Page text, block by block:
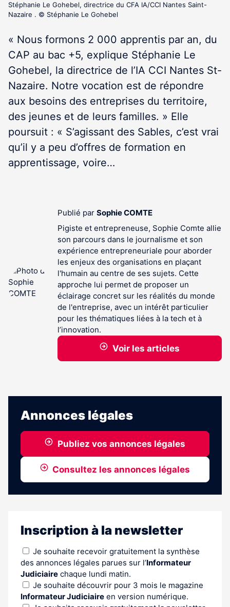
Stéphanie Le Gohebel, directrice du CFA IA/CCI Nantes Saint-
Nazaire . © Stéphanie Le Gohebel
« Nous formons 2 000 apprentis par an, du
CAP au bac +5, explique Stéphanie Le
Gohebel, la directrice de l’IA CCI Nantes St-
Nazaire. Notre vocation est de répondre
aux besoins des entreprises du territoire,
des jeunes et de leurs familles. » Elle
poursuit : « S’agissant des Sables, c’est vrai
qu’il y a peu d’offres de formation en
apprentissage, voire…
Publié par Sophie COMTE
Pigiste et entrepreneuse, Sophie Comte allie
son parcours dans le journalisme et son
expérience entrepreneuriale pour aborder
les enjeux des organisations en plaçant
l'humain au centre de ses sujets. Cette
approche lui permet de proposer un
éclairage concret sur les réalités du monde
de l'entreprise, avec un intérêt particulier
pour les thématiques liées à la tech et à
l’innovation.
Voir les articles
Annonces légales
Publiez vos annonces légales
Consultez les annonces légales
Inscription à la newsletter
Je souhaite recevoir gratuitement la synthèse
des annonces légales parues sur l’Informateur
Judiciaire chaque lundi matin.
Je souhaite découvrir pour 3 mois le magazine
Informateur Judiciaire en version numérique.